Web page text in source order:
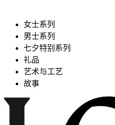
女士系列
男士系列
七夕特别系列
礼品
艺术与工艺
故事